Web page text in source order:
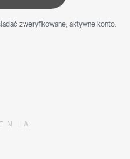
zweryfikowane, aktywne konto.